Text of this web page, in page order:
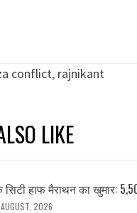
conflict, rajnikant
LIKE
सिटी हाफ मैराथन का खुमार:
2026